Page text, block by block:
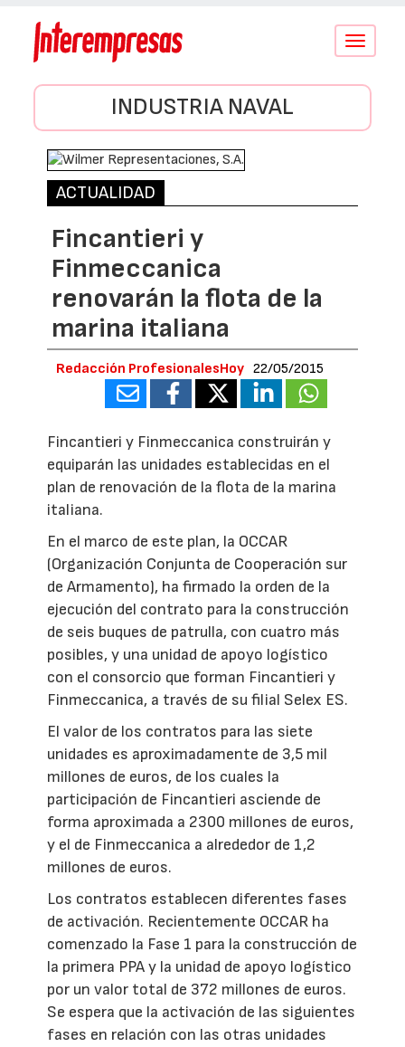
Conmutar
INDUSTRIA NAVAL
ACTUALIDAD
Fincantieri y
Finmeccanica
renovarán la flota de la
marina italiana
Redacción ProfesionalesHoy 22/05/2015
Fincantieri y Finmeccanica construirán y
equiparán las unidades establecidas en el
plan de renovación de la flota de la marina
italiana.
En el marco de este plan, la OCCAR
(Organización Conjunta de Cooperación sur
de Armamento), ha firmado la orden de la
ejecución del contrato para la construcción
de seis buques de patrulla, con cuatro más
posibles, y una unidad de apoyo logístico
con el consorcio que forman Fincantieri y
Finmeccanica, a través de su filial Selex ES.
El valor de los contratos para las siete
unidades es aproximadamente de 3,5 mil
millones de euros, de los cuales la
participación de Fincantieri asciende de
forma aproximada a 2300 millones de euros,
y el de Finmeccanica a alrededor de 1,2
millones de euros.
Los contratos establecen diferentes fases
de activación. Recientemente OCCAR ha
comenzado la Fase 1 para la construcción de
la primera PPA y la unidad de apoyo logístico
por un valor total de 372 millones de euros.
Se espera que la activación de las siguientes
fases en relación con las otras unidades